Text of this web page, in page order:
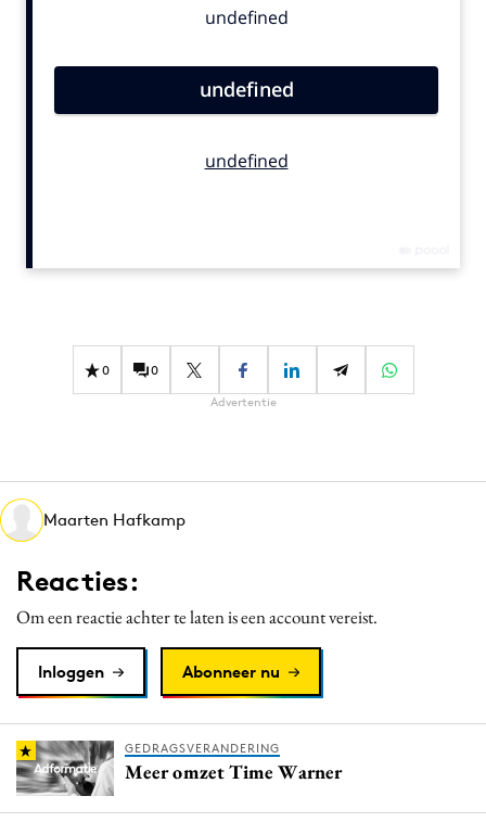
Contentmarketing
Effectiviteit
Gedragsverandering
Martech
Media
Merkstrategie
PR
Programmatic
Reputatie & crisis
0 0
Advertentie
Maarten Hafkamp
Reacties:
Om een reactie achter te laten is een account vereist.
Inloggen Abonneer nu
GEDRAGSVERANDERING
Meer omzet Time Warner